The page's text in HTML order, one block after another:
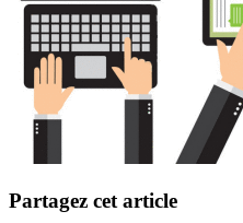
Partagez cet article